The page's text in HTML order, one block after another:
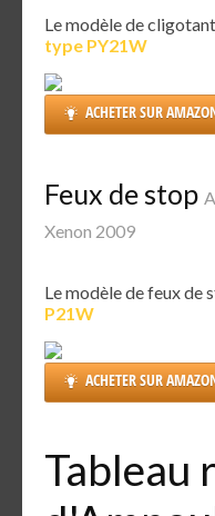
Le modèle de
type PY21W
ACHETER SUR
Feux de stop
Xenon 2009
Le modèle de feux de
P21W
ACHETER SUR
Tableau